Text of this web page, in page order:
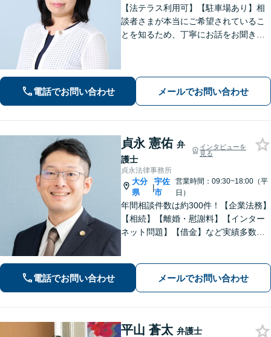
【法テラス利用可】【駐車場あり】相
談者さまが本当にご希望されているこ
とを知るため、丁寧にお話をお聞きす
す。お気軽にご相談ください【完全個
室】
電話でお問い合わせ メールでお問い合わせ
貞永 憲佑 弁
護士
インタビューを
見る
貞永法律事務所
大分
県
|
宇佐
市
営業時間：09:30~18:00（平
日）
年間相談件数は約300件！【企業法務】
【相続】【離婚・慰謝料】【インター
ネット問題】【借金】など実績多数。
がけております。【感謝の声も多数】
電話でお問い合わせ メールでお問い合わせ
平山 蒼太 弁護士